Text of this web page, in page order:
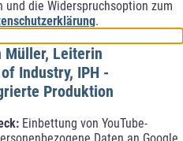
die Widerspruchsoption zum
.
Einbettung von YouTube-
Müller, Leiterin
Industry, IPH -
Produktion